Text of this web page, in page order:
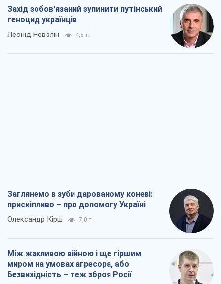
Захід зобов'язаний зупинити путінський
геноцид українців
Леонід Невзлін 4,5 т.
Заглянемо в зуби дарованому коневі:
прискіпливо – про допомогу Україні
Олександр Кірш 7,0 т.
Між жахливою війною і ще гіршим
миром на умовах агресора, або
Безвихідність – теж зброя Росії